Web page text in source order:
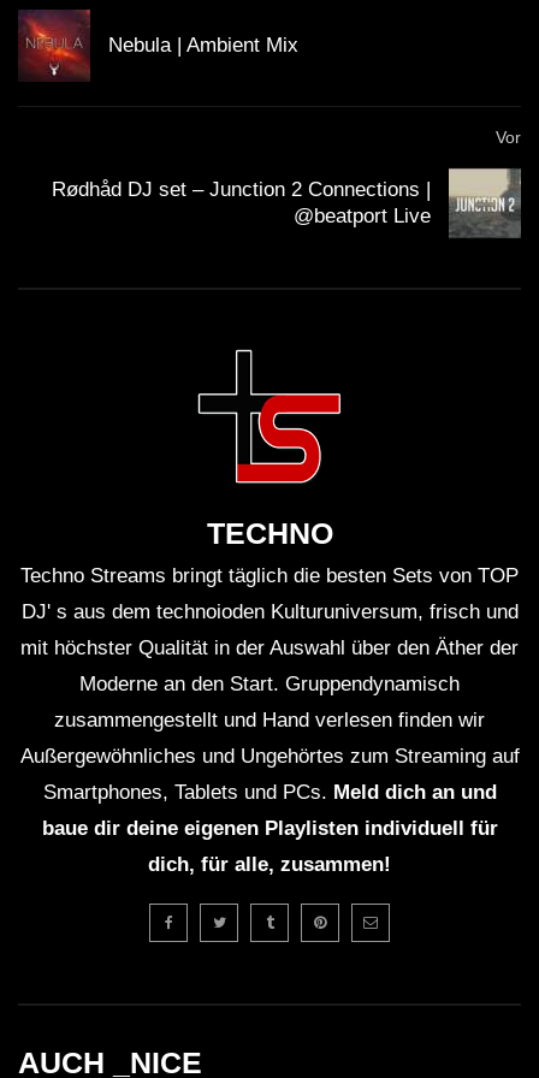
Nebula | Ambient Mix
Vor
Rødhåd DJ set – Junction 2 Connections |
@beatport Live
TECHNO
Techno Streams bringt täglich die besten Sets von TOP
DJ' s aus dem technoioden Kulturuniversum, frisch und
mit höchster Qualität in der Auswahl über den Äther der
Moderne an den Start. Gruppendynamisch
zusammengestellt und Hand verlesen finden wir
Außergewöhnliches und Ungehörtes zum Streaming auf
Smartphones, Tablets und PCs. Meld dich an und
baue dir deine eigenen Playlisten individuell für
dich, für alle, zusammen!
AUCH _NICE